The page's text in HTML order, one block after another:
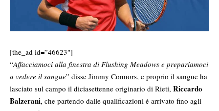
[the_ad id=”46623″]
“Affacciamoci alla finestra di Flushing Meadows e prepariamoci
a vedere il sangue” disse Jimmy Connors, e proprio il sangue ha
lasciato sul campo il diciasettenne originario di Rieti, Riccardo
Balzerani, che partendo dalle qualificazioni é arrivato fino agli